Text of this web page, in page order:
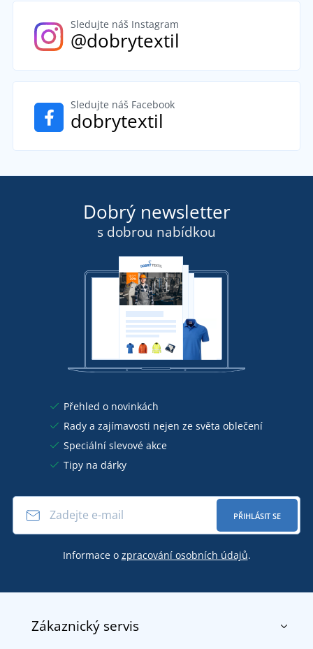
Sledujte náš Instagram
@dobrytextil
Sledujte náš Facebook
dobrytextil
Dobrý newsletter
s dobrou nabídkou
Přehled o novinkách
Rady a zajímavosti nejen ze světa oblečení
Speciální slevové akce
Tipy na dárky
PŘIHLÁSIT SE
Informace o zpracování osobních údajů.
Zákaznický servis